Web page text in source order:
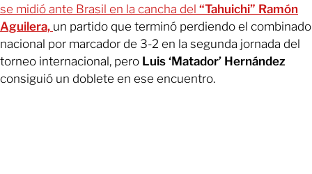
se midió ante Brasil en la cancha del “Tahuichi” Ramón
Aguilera, un partido que terminó perdiendo el combinado
nacional por marcador de 3-2 en la segunda jornada del
torneo internacional, pero Luis ‘Matador’ Hernández
consiguió un doblete en ese encuentro.